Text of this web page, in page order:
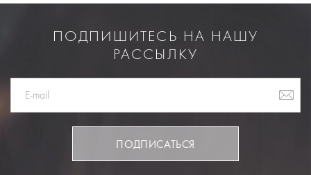
ПОДПИШИТЕСЬ НА НАШУ
РАССЫЛКУ
ПОДПИСАТЬСЯ